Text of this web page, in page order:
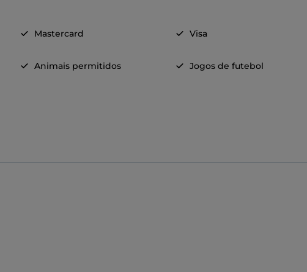
Mastercard Visa
Animais permitidos Jogos de futebol